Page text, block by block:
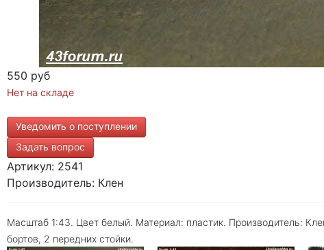
550 руб
Нет на складе
Уведомить о поступлении
Задать вопрос
Артикул: 2541
Производитель: Клен
Масштаб 1:43. Цвет белый. Материал: пластик. Производитель:
бортов, 2 передних стойки.